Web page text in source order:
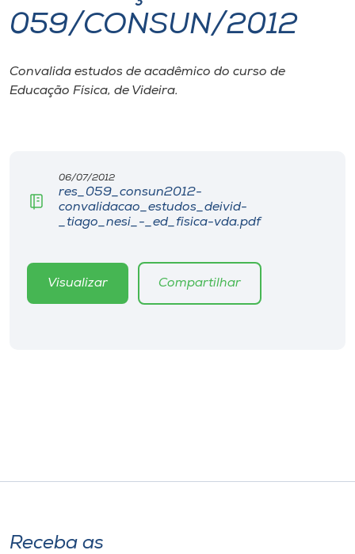
I.nova
Diplomados
Biblioteca
Editora
059/CONSUN/2012
Convalida estudos de acadêmico do curso de
Educação Física, de Videira.
06/07/2012
res_059_consun2012-
convalidacao_estudos_deivid-
_tiago_nesi_-_ed_fisica-vda.pdf
Visualizar Compartilhar
Receba as